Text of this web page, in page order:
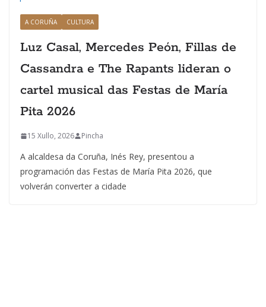
A CORUÑA CULTURA
Luz Casal, Mercedes Peón, Fillas de
Cassandra e The Rapants lideran o
cartel musical das Festas de María
Pita 2026
15 Xullo, 2026 Pincha
A alcaldesa da Coruña, Inés Rey, presentou a
programación das Festas de María Pita 2026, que
volverán converter a cidade